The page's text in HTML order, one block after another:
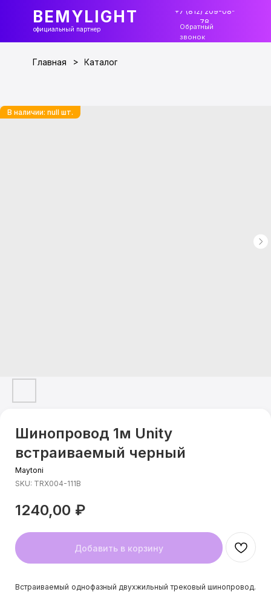
официальный партнер
BEMYLIGHT
+7 (812) 209-08-
78
Обратный
звонок
Каталог
Главная >
Шинопровод 1м Unity
встраиваемый черный
Maytoni
SKU: TRX004-111B
1240,00 ₽
Добавить в корзину
Встраиваемый однофазный двухжильный трековый шинопровод.